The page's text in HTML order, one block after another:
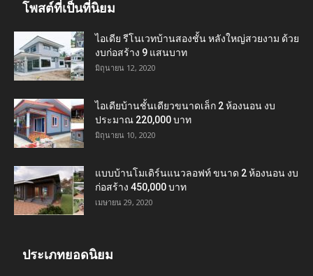
โพสต์ที่เป็นที่นิยม
ไอเดีย รีโนเวทบ้านสองชั้น หลังใหญ่สวยงาม ด้วย
งบก่อสร้าง 9 แสนบาท
มิถุนายน 12, 2020
ไอเดียบ้านชั้นเดียวขนาดเล็ก 2 ห้องนอน งบ
ประมาณ 220,000 บาท
มิถุนายน 10, 2020
แบบบ้านโมเดิร์นแนวลอฟท์ ขนาด 2 ห้องนอน งบ
ก่อสร้าง 450,000 บาท
เมษายน 29, 2020
ประเภทยอดนิยม